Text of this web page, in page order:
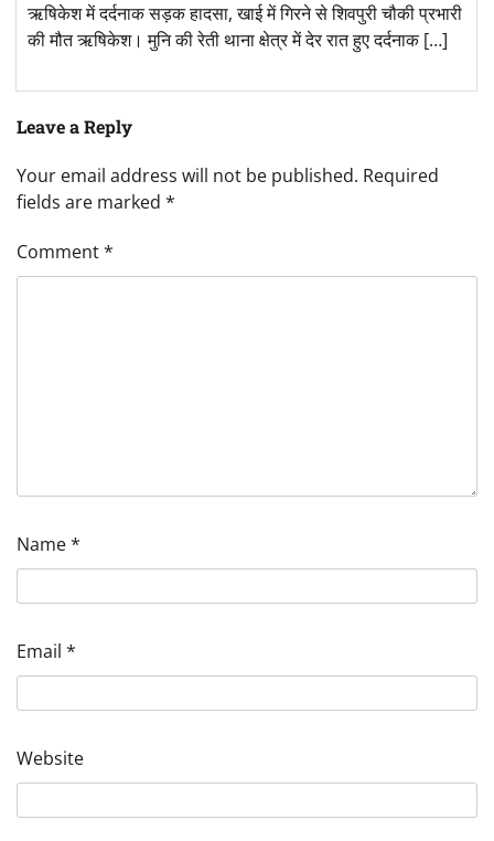
ऋषिकेश में दर्दनाक सड़क हादसा, खाई में गिरने से शिवपुरी चौकी प्रभारी
की मौत ऋषिकेश। मुनि की रेती थाना क्षेत्र में देर रात हुए दर्दनाक […]
Leave a Reply
Your email address will not be published. Required
fields are marked *
Comment*
Name*
Email *
Website